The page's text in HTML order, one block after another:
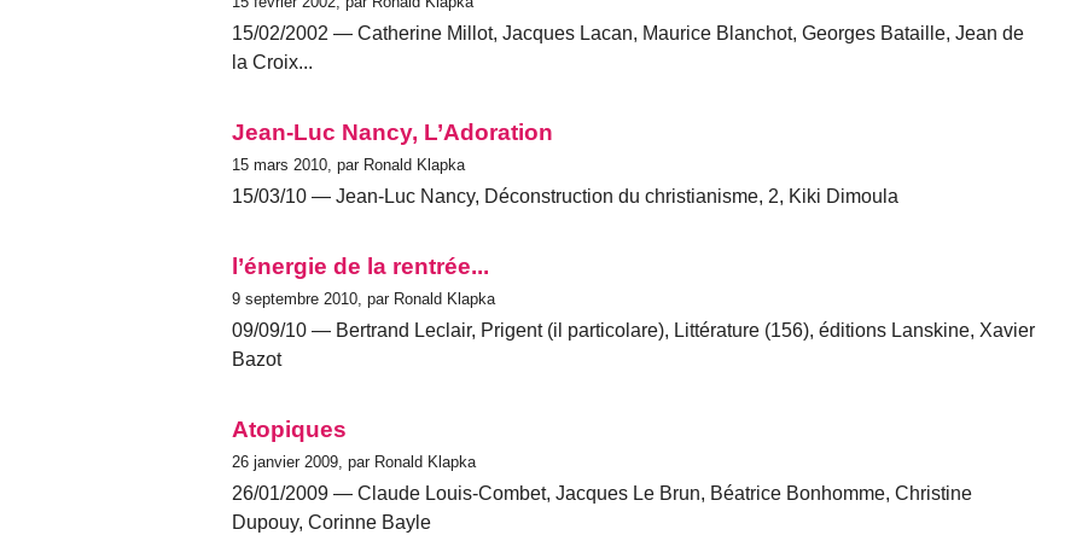
15/02/2002 — Catherine Millot, Jacques Lacan, Maurice Blanchot, Georges Bataille, Jean de
la Croix...
Jean-Luc Nancy, L’Adoration
15 mars 2010, par Ronald Klapka
15/03/10 — Jean-Luc Nancy, Déconstruction du christianisme, 2, Kiki Dimoula
l’énergie de la rentrée...
9 septembre 2010, par Ronald Klapka
09/09/10 — Bertrand Leclair, Prigent (il particolare), Littérature (156), éditions Lanskine, Xavier
Bazot
Atopiques
26 janvier 2009, par Ronald Klapka
26/01/2009 — Claude Louis-Combet, Jacques Le Brun, Béatrice Bonhomme, Christine
Dupouy, Corinne Bayle